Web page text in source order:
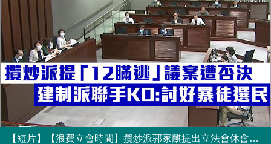
【短片】【浪費立會時間】攬炒派郭家麒提出立法會休會辯論「12瞞逃」議案 建制派聯手KO 否決議案 葛珮帆：討好暴徒選民 廖長江:不合邏輯